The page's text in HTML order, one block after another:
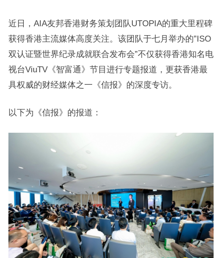
近日，AIA友邦香港财务策划团队UTOPIA的重大里程碑
获得香港主流媒体高度关注。该团队于七月举办的”ISO
双认证暨世界纪录成就联合发布会”不仅获得香港知名电
视台ViuTV《智富通》节目进行专题报道，更获香港最
具权威的财经媒体之一《信报》的深度专访。
以下为《信报》的报道：